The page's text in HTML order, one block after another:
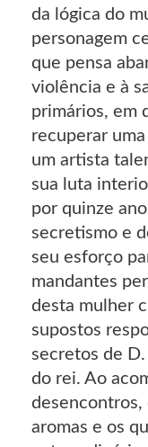
da lógica do
personagem
que pensa
violência e à
primários, em
recuperar
um artista
sua luta
por quinze
secretismo e
seu esforço
mandantes
desta mulher
supostos
secretos de
do rei. Ao
desencontros,
aromas e os